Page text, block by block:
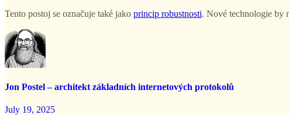
Tento postoj se označuje také jako princip robustnosti. Nové technologie by
Jon Postel – architekt základních internetových protokolů
July 19, 2025